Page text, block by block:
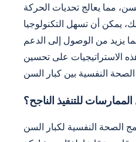
مما يعالج تحديات الحركة
يمكن أن تسهل التكنولوجيا
يزيد من الوصول إلى الدعم
الاستراتيجيات على تحسين
للتنفيذ الناجح؟
الصحة النفسية لكبار السن